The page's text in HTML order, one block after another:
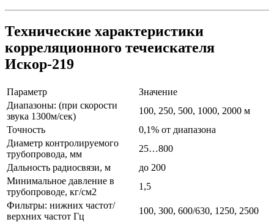
Технические характеристики
корреляционного течеискателя
Искор-219
Параметр
Значение
Диапазоны: (при скорости
звука 1300м/сек)
100, 250, 500, 1000, 2000 м
Точность
0,1% от диапазона
Диаметр контролируемого
трубопровода, мм
25…800
Дальность радиосвязи, м
до 200
Минимальное давление в
трубопроводе, кг/см2
1,5
Фильтры: нижних частот/
верхних частот Гц
100, 300, 600/630, 1250, 2500